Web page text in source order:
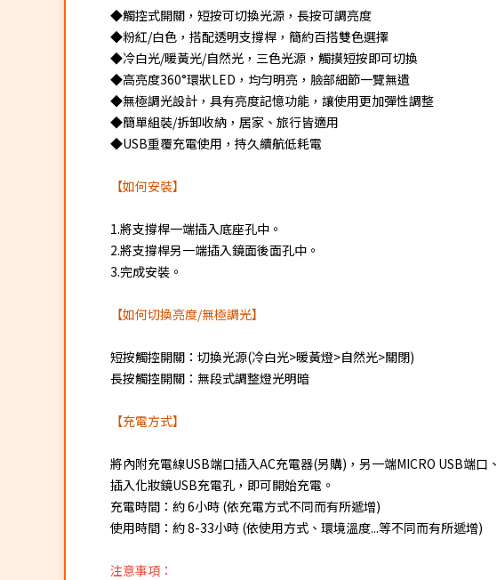
◆觸控式開關，短按可切換光源，長按可調亮度
◆粉紅/白色，搭配透明支撐桿，簡約百搭雙色選擇
◆冷白光/暖黃光/自然光，三色光源，觸摸短按即可切換
◆高亮度360°環狀LED，均勻明亮，臉部細節一覽無遺
◆無極調光設計，具有亮度記憶功能，讓使用更加彈性調整
◆簡單組裝/拆卸收納，居家、旅行皆適用
◆USB重覆充電使用，持久續航低耗電
【如何安裝】
1.將支撐桿一端插入底座孔中。
2.將支撐桿另一端插入鏡面後面孔中。
3.完成安裝。
【如何切換亮度/無極調光】
短按觸控開關：切換光源(冷白光>暖黃燈>自然光>關閉)
長按觸控開關：無段式調整燈光明暗
【充電方式】
將內附充電線USB端口插入AC充電器(另購)，另一端MICRO USB端口、
插入化妝鏡USB充電孔，即可開始充電。
充電時間：約 6小時 (依充電方式不同而有所遞增)
使用時間：約 8-33小時 (依使用方式、環境溫度...等不同而有所遞增)
注意事項：